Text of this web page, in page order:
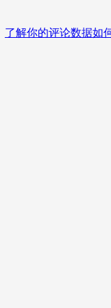
了解你的评论数据如